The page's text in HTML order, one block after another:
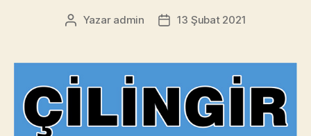
Yazının
Yazar admin
Yazı13 Şubat 2021